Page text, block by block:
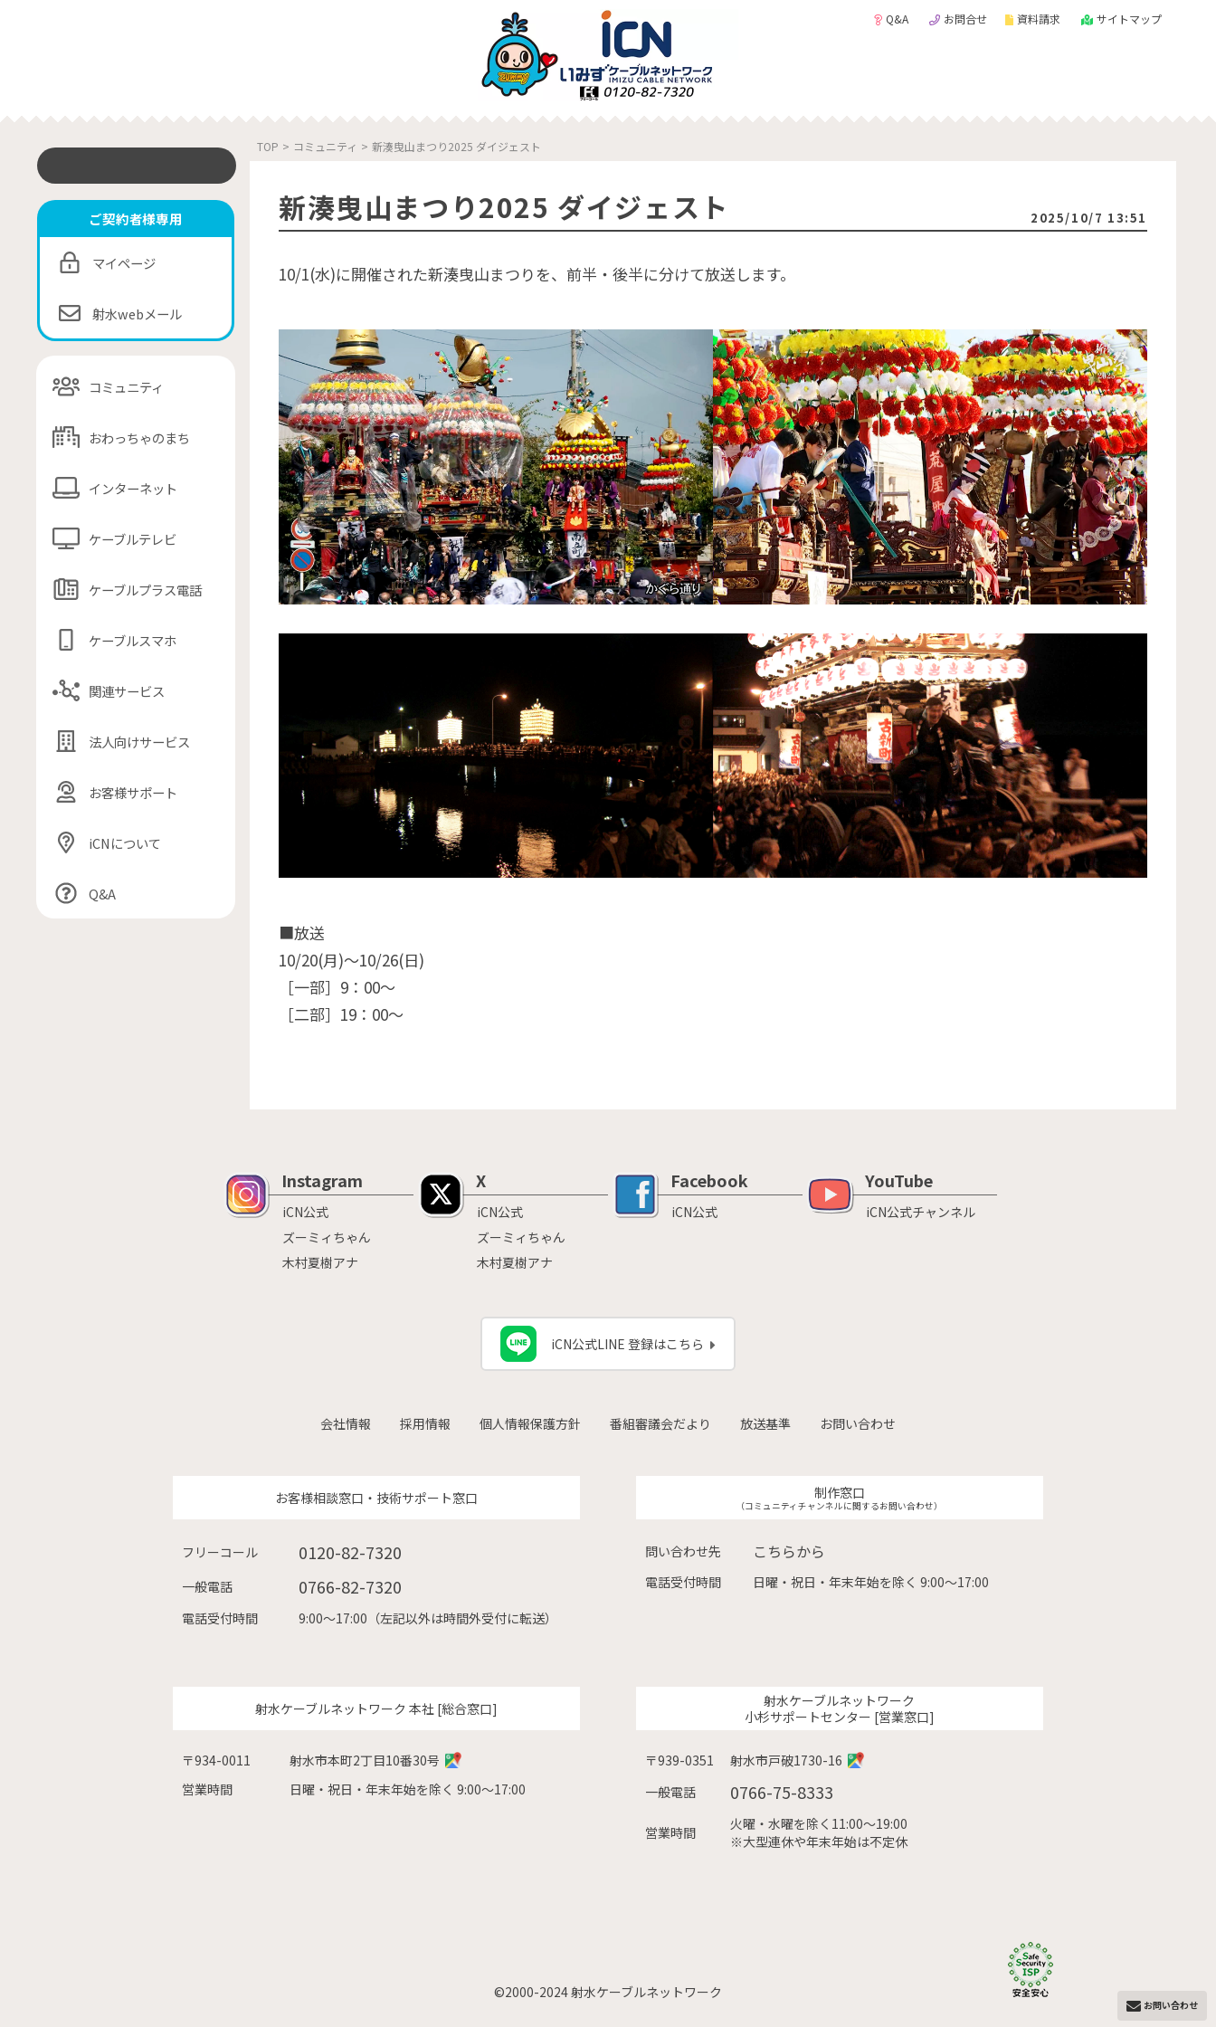
Q&A お問合せ 資料請求 サイトマップ
ご契約者様専用
マイページ
射水webメール
コミュニティ
おわっちゃのまち
インターネット
ケーブルテレビ
ケーブルプラス電話
ケーブルスマホ
関連サービス
法人向けサービス
お客様サポート
iCNについて
Q&A
TOP > コミュニティ > 新湊曳山まつり2025 ダイジェスト
新湊曳山まつり2025 ダイジェスト 2025/10/7 13:51
10/1(水)に開催された新湊曳山まつりを、前半・後半に分けて放送します。
■放送
10/20(月)〜10/26(日)
［一部］9：00〜
［二部］19：00〜
お問い合わせ
Instagram
iCN公式
ズーミィちゃん
木村夏樹アナ
X
iCN公式
ズーミィちゃん
木村夏樹アナ
Facebook
iCN公式
YouTube
iCN公式チャンネル
iCN公式LINE 登録はこちら
会社情報 採用情報 個人情報保護方針 番組審議会だより 放送基準 お問い合わせ
お客様相談窓口・技術サポート窓口
フリーコール 0120-82-7320
一般電話 0766-82-7320
電話受付時間 9:00〜17:00（左記以外は時間外受付に転送）
制作窓口
（コミュニティチャンネルに関するお問い合わせ）
問い合わせ先 こちらから
電話受付時間 日曜・祝日・年末年始を除く 9:00〜17:00
射水ケーブルネットワーク 本社 [総合窓口]
〒934-0011
射水市本町2丁目10番30号
営業時間
日曜・祝日・年末年始を除く 9:00〜17:00
射水ケーブルネットワーク
小杉サポートセンター [営業窓口]
〒939-0351
射水市戸破1730-16
一般電話
0766-75-8333
営業時間
火曜・水曜を除く11:00〜19:00
※大型連休や年末年始は不定休
©2000-2024 射水ケーブルネットワーク